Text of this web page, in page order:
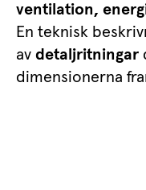
ventilation,
En teknisk
av detaljritningar
dimensionerna